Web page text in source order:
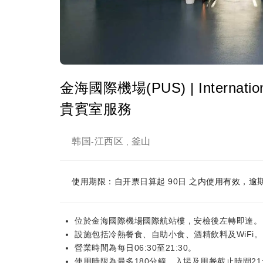
金海國際機場(PUS) |
貴賓室服務
韩国-江西区 釜山
使用期限：自开票日算起 90日 之内使用有效，逾
位於金海國際機場國際航站樓，安檢後左轉即達。
設施包括冷熱餐食、自助小食、酒精飲料及WiFi。
營業時間為每日06:30至21:30。